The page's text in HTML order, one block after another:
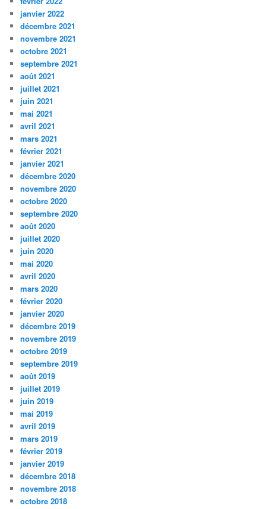
janvier 2022
décembre 2021
novembre 2021
octobre 2021
septembre 2021
août 2021
juillet 2021
juin 2021
mai 2021
avril 2021
mars 2021
février 2021
janvier 2021
décembre 2020
novembre 2020
octobre 2020
septembre 2020
août 2020
juillet 2020
juin 2020
mai 2020
avril 2020
mars 2020
février 2020
janvier 2020
décembre 2019
novembre 2019
octobre 2019
septembre 2019
août 2019
juillet 2019
juin 2019
mai 2019
avril 2019
mars 2019
février 2019
janvier 2019
décembre 2018
novembre 2018
octobre 2018